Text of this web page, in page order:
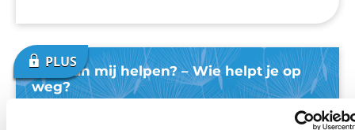
Wie kan mij helpen? – Wie helpt je op
weg?
LOB